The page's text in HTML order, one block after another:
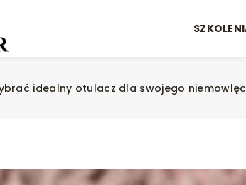
idealny otulacz dla swojego